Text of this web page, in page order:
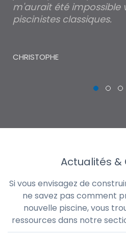
m'aurait été impossible
piscinistes classiques.
CHRISTOPHE
Actualités &
Si vous envisagez de
ne savez pas comment
nouvelle piscine, vous
ressources dans notre